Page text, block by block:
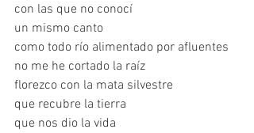
con las que no conocí
un mismo canto
como todo río alimentado por afluentes
no me he cortado la raíz
florezco con la mata silvestre
que recubre la tierra
que nos dio la vida